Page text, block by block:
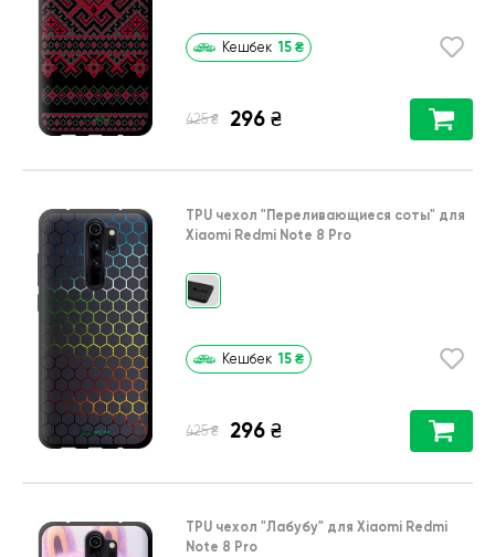
Кешбек 15 ₴
425 ₴ 296 ₴
TPU чехол "Переливающиеся соты" для
Xiaomi Redmi Note 8 Pro
Кешбек 15 ₴
425 ₴ 296 ₴
TPU чехол "Лабубу" для Xiaomi Redmi
Note 8 Pro